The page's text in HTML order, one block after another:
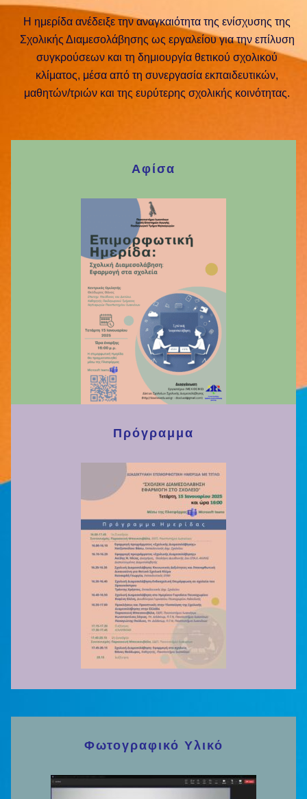
Η ημερίδα ανέδειξε την αναγκαιότητα της ενίσχυσης της
Σχολικής Διαμεσολάβησης ως εργαλείου για την επίλυση
συγκρούσεων και τη δημιουργία θετικού σχολικού
κλίματος, μέσα από τη συνεργασία εκπαιδευτικών,
μαθητών/τριών και της ευρύτερης σχολικής κοινότητας.
Αφίσα
Πρόγραμμα
Φωτογραφικό Υλικό